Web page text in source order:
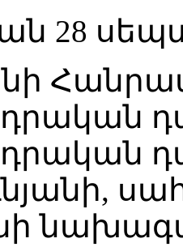
28